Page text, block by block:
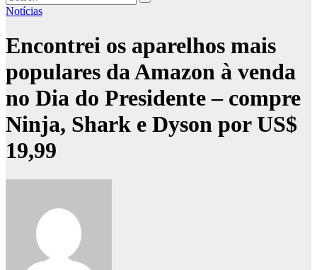
Notícias
Encontrei os aparelhos mais
populares da Amazon à venda
no Dia do Presidente – compre
Ninja, Shark e Dyson por US$
19,99